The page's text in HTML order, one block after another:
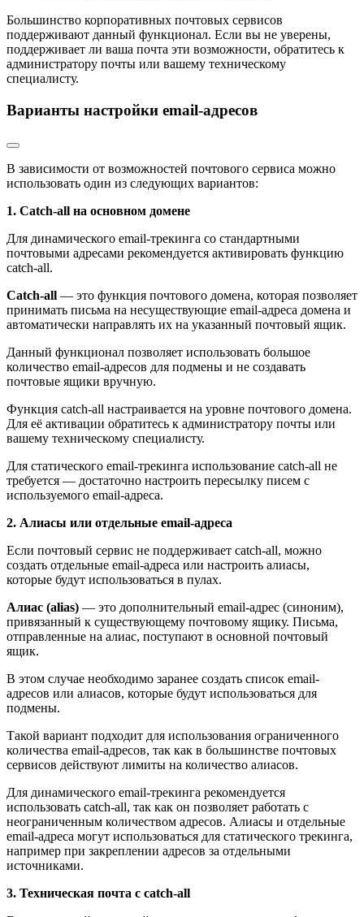
Большинство корпоративных почтовых сервисов
поддерживают данный функционал. Если вы не уверены,
поддерживает ли ваша почта эти возможности, обратитесь к
администратору почты или вашему техническому
специалисту.
Варианты настройки email-адресов
В зависимости от возможностей почтового сервиса можно
использовать один из следующих вариантов:
1. Catch-all на основном домене
Для динамического email-трекинга со стандартными
почтовыми адресами рекомендуется активировать функцию
catch-all.
Catch-all — это функция почтового домена, которая позволяет
принимать письма на несуществующие email-адреса домена и
автоматически направлять их на указанный почтовый ящик.
Данный функционал позволяет использовать большое
количество email-адресов для подмены и не создавать
почтовые ящики вручную.
Функция catch-all настраивается на уровне почтового домена.
Для её активации обратитесь к администратору почты или
вашему техническому специалисту.
Для статического email-трекинга использование catch-all не
требуется — достаточно настроить пересылку писем с
используемого email-адреса.
2. Алиасы или отдельные email-адреса
Если почтовый сервис не поддерживает catch-all, можно
создать отдельные email-адреса или настроить алиасы,
которые будут использоваться в пулах.
Алиас (alias) — это дополнительный email-адрес (синоним),
привязанный к существующему почтовому ящику. Письма,
отправленные на алиас, поступают в основной почтовый
ящик.
В этом случае необходимо заранее создать список email-
адресов или алиасов, которые будут использоваться для
подмены.
Такой вариант подходит для использования ограниченного
количества email-адресов, так как в большинстве почтовых
сервисов действуют лимиты на количество алиасов.
Для динамического email-трекинга рекомендуется
использовать catch-all, так как он позволяет работать с
неограниченным количеством адресов. Алиасы и отдельные
email-адреса могут использоваться для статического трекинга,
например при закреплении адресов за отдельными
источниками.
3. Техническая почта с catch-all